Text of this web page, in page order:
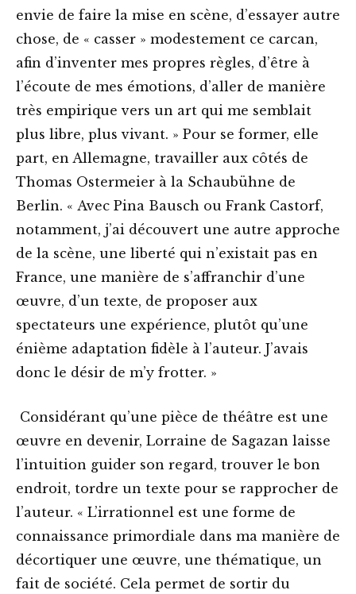
envie de faire la mise en scène, d’essayer autre
chose, de « casser » modestement ce carcan,
afin d’inventer mes propres règles, d’être à
l’écoute de mes émotions, d’aller de manière
très empirique vers un art qui me semblait
plus libre, plus vivant. » Pour se former, elle
part, en Allemagne, travailler aux côtés de
Thomas Ostermeier à la Schaubühne de
Berlin. « Avec Pina Bausch ou Frank Castorf,
notamment, j’ai découvert une autre approche
de la scène, une liberté qui n’existait pas en
France, une manière de s’affranchir d’une
œuvre, d’un texte, de proposer aux
spectateurs une expérience, plutôt qu’une
énième adaptation fidèle à l’auteur. J’avais
donc le désir de m’y frotter. »
Considérant qu’une pièce de théâtre est une
œuvre en devenir, Lorraine de Sagazan laisse
l’intuition guider son regard, trouver le bon
endroit, tordre un texte pour se rapprocher de
l’auteur. « L’irrationnel est une forme de
connaissance primordiale dans ma manière de
décortiquer une œuvre, une thématique, un
fait de société. Cela permet de sortir du